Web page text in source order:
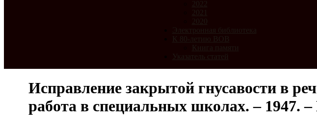
2022
2021
2020
Электронная библиотека
К 80-летию ВОВ
Книга памяти
Указатель статей
Исправление закрытой гнусавости в
работа в специальных школах. – 1947.